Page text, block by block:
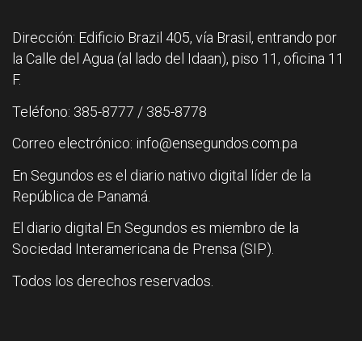
Dirección: Edificio Brazil 405, vía Brasil, entrando por
la Calle del Agua (al lado del Idaan), piso 11, oficina 11
F.
Teléfono: 385-8777 / 385-8778
Correo electrónico: info@ensegundos.com.pa
En Segundos es el diario nativo digital líder de la
República de Panamá.
El diario digital En Segundos es miembro de la
Sociedad Interamericana de Prensa (SIP).
Todos los derechos reservados.